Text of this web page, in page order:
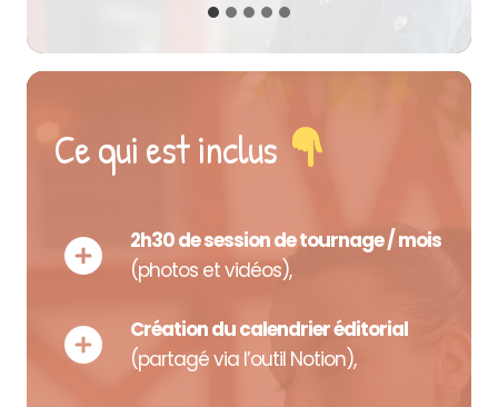
Ce qui est inclus
2h30 de session de tournage / mois
(photos et vidéos),
Création du calendrier éditorial
(partagé via l’outil Notion),